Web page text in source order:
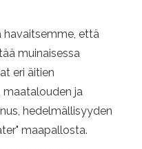
havaitsemme, että
muinaisessa
eri äitien
maatalouden ja
hedelmällisyyden
maapallosta.